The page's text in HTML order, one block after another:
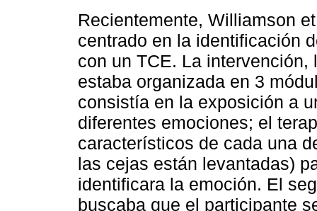
Recientemente, Williamson
centrado en la identificación
con un TCE. La
estaba organizada en 3
consistía en la exposición a
diferentes emociones; el
característicos de cada una
las cejas están levantadas)
identificara la emoción. El
buscaba que el participante